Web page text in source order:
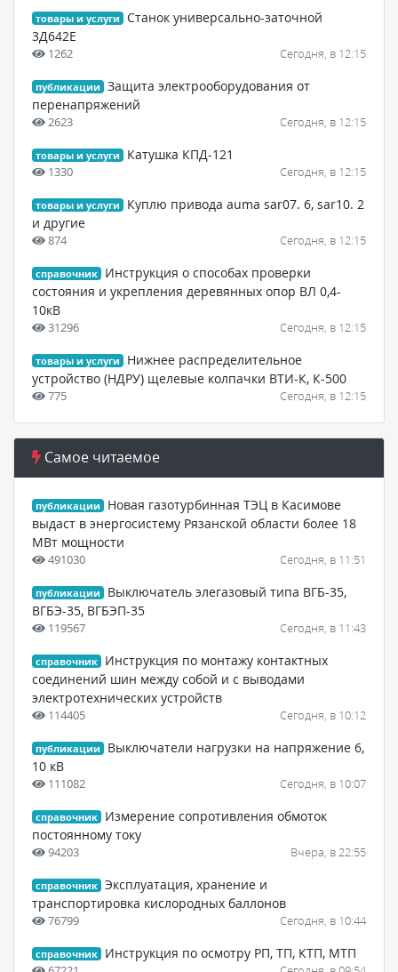
товары и услуги
Станок универсально-заточной
3Д642Е
1262 Сегодня, в 12:15
публикации
Защита электрооборудования от
перенапряжений
2623 Сегодня, в 12:15
товары и услуги Катушка КПД-121
1330 Сегодня, в 12:15
товары и услуги
Куплю привода auma sar07. 6, sar10. 2
и другие
874 Сегодня, в 12:15
справочник
Инструкция о способах проверки
состояния и укрепления деревянных опор ВЛ 0,4-
10кВ
31296 Сегодня, в 12:15
товары и услуги
Нижнее распределительное
устройство (НДРУ) щелевые колпачки ВТИ-К, К-500
775 Сегодня, в 12:15
Самое читаемое
публикации
Новая газотурбинная ТЭЦ в Касимове
выдаст в энергосистему Рязанской области более 18
МВт мощности
491030 Сегодня, в 11:51
публикации
Выключатель элегазовый типа ВГБ-35,
ВГБЭ-35, ВГБЭП-35
119567 Сегодня, в 11:43
справочник
Инструкция по монтажу контактных
соединений шин между собой и с выводами
электротехнических устройств
114405 Сегодня, в 10:12
публикации
Выключатели нагрузки на напряжение 6,
10 кВ
111082 Сегодня, в 10:07
справочник
Измерение сопротивления обмоток
постоянному току
94203 Вчера, в 22:55
справочник Эксплуатация, хранение и
транспортировка кислородных баллонов
76799 Сегодня, в 10:44
справочник Инструкция по осмотру РП, ТП, КТП, МТП